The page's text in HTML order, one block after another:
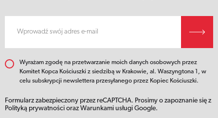
Wyrażam zgodę na przetwarzanie moich danych osobowych przez
Komitet Kopca Kościuszki z siedzibą w Krakowie, al. Waszyngtona 1, w
celu subskrypcji newslettera przesyłanego przez Kopiec Kościuszki.
Formularz zabezpieczony przez reCAPTCHA. Prosimy o zapoznanie się z
Polityką prywatności oraz Warunkami usługi Google.